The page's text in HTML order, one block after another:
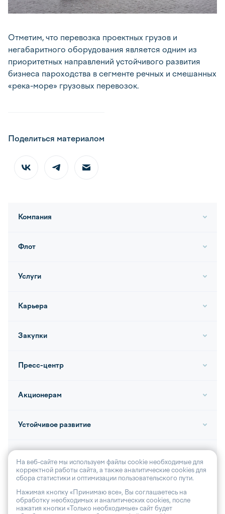
Отметим, что перевозка проектных грузов и
негабаритного оборудования является одним из
приоритетных направлений устойчивого развития
бизнеса пароходства в сегменте речных и смешанных
«река-море» грузовых перевозок.
Поделиться материалом
Компания
Флот
Услуги
Карьера
Закупки
Пресс-центр
Акционерам
Устойчивое развитие
© 2026, АО «Волга-флот»
На веб-сайте мы используем файлы cookie необходимые для
корректной работы сайта, а также аналитические cookies для
сбора статистики и оптимизации пользовательского пути.
Нажимая кнопку «Принимаю все», Вы соглашаетесь на
обработку необходимых и аналитических cookies, после
нажатия кнопки «Только необходимые» сайт будет